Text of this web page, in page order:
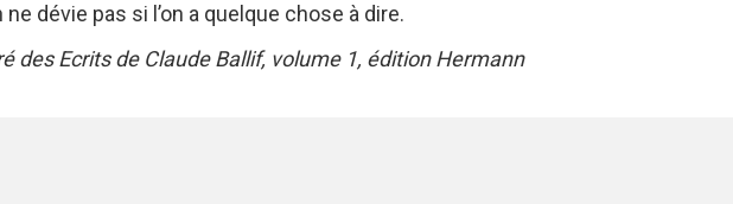
ne dévie pas si l’on a quelque chose à dire.
des Ecrits de Claude Ballif, volume 1, édition Hermann